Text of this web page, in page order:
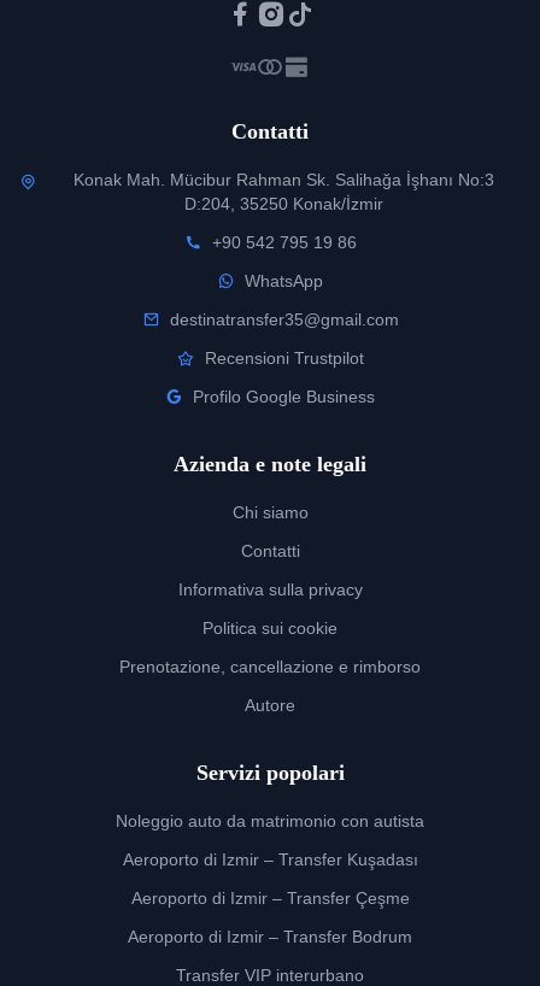
Contatti
Konak Mah. Mücibur Rahman Sk. Salihağa İşhanı No:3
D:204, 35250 Konak/İzmir
+90 542 795 19 86
WhatsApp
destinatransfer35@gmail.com
Recensioni Trustpilot
Profilo Google Business
Azienda e note legali
Chi siamo
Contatti
Informativa sulla privacy
Politica sui cookie
Prenotazione, cancellazione e rimborso
Autore
Servizi popolari
Noleggio auto da matrimonio con autista
Aeroporto di Izmir – Transfer Kuşadası
Aeroporto di Izmir – Transfer Çeşme
Aeroporto di Izmir – Transfer Bodrum
Transfer VIP interurbano